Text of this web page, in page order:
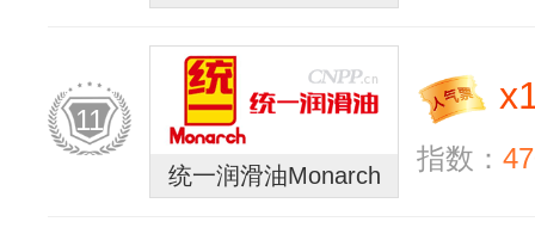
11
统一润滑油Monarch
x
指数：